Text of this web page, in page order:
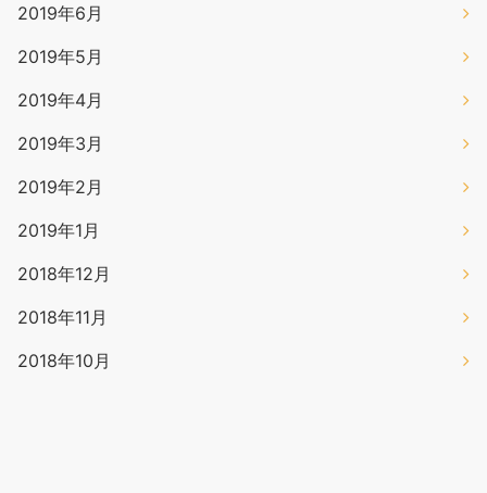
2019年6月
2019年5月
2019年4月
2019年3月
2019年2月
2019年1月
2018年12月
2018年11月
2018年10月